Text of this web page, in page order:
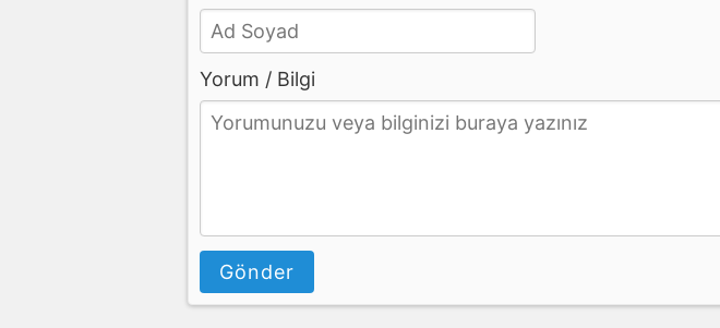
Yorum / Bilgi
Gönder